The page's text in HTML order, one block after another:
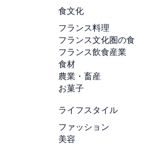
食文化
フランス料理
フランス文化圏の食
フランス飲食産業
食材
農業・畜産
お菓子
ライフスタイル
ファッション
美容